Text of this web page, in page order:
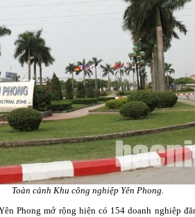
Toàn cảnh Khu công nghiệp Yên Phong.
Phong mở rộng hiện có 154 doanh nghiệp